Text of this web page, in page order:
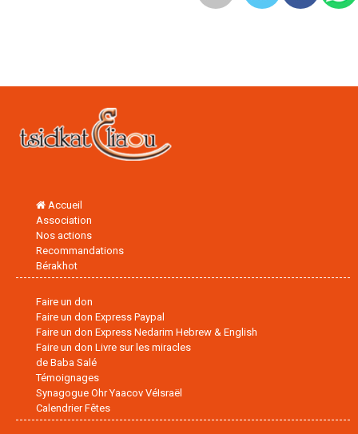
Accueil
Association
Nos actions
Recommandations
Bérakhot
Faire un don
Faire un don Express Paypal
Faire un don Express Nedarim Hebrew & English
Faire un don Livre sur les miracles
de Baba Salé
Témoignages
Synagogue Ohr Yaacov VéIsraël
Calendrier Fêtes